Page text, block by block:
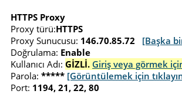
HTTPS Proxy
Proxy türü:HTTPS
Proxy Sunucusu: 146.70.85.72
[Başka
Doğrulama: Enable
Kullanıcı Adı: GİZLİ. Giriş veya görmek
Parola: ***** [Görüntülemek için
Port: 1194, 21, 22, 80